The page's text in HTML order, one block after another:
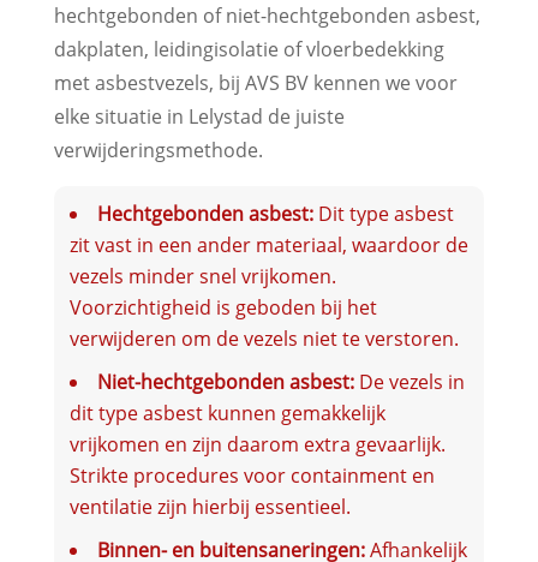
hechtgebonden of niet-hechtgebonden asbest,
dakplaten, leidingisolatie of vloerbedekking
met asbestvezels, bij AVS BV kennen we voor
elke situatie in Lelystad de juiste
verwijderingsmethode.
Hechtgebonden asbest:Dit type asbest
zit vast in een ander materiaal, waardoor de
vezels minder snel vrijkomen.
Voorzichtigheid is geboden bij het
verwijderen om de vezels niet te verstoren.
Niet-hechtgebonden asbest:De vezels in
dit type asbest kunnen gemakkelijk
vrijkomen en zijn daarom extra gevaarlijk.
Strikte procedures voor containment en
ventilatie zijn hierbij essentieel.
Binnen- en buitensaneringen:Afhankelijk